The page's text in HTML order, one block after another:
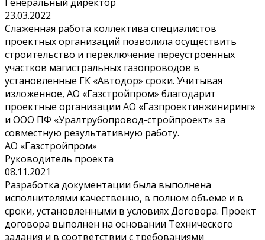
23.03.2022
Слаженная работа коллектива специалистов
проектных организаций позволила осуществить
строительство и переключение переустроенных
участков магистральных газопроводов в
установленные ГК «Автодор» сроки. Учитывая
изложенное, АО «Газстройпром» благодарит
проектные организации АО «Газпроектинжиниринг»
и ООО ПФ «Уралтрубопровод-стройпроект» за
совместную результативную работу.
АО «Газстройпром»
Руководитель проекта
08.11.2021
Разработка документации была выполнена
исполнителями качественно, в полном объеме и в
сроки, установленными в условиях Договора. Проект
договора выполнен на основании Технического
задания и в соответствии с требованиями